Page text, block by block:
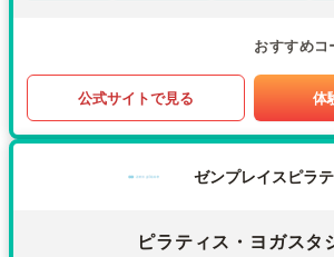
おすすめコ
公式サイトで見る 体
ゼンプレイスピラ
ピラティス・ヨガスタ